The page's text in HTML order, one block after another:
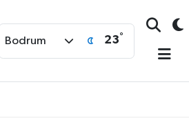
Bodrum 23°